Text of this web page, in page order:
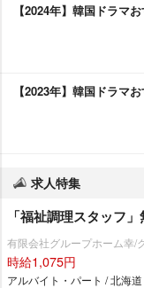
【2024年】韓国ドラマ
【2023年】韓国ドラマ
求人特集
「福祉調理スタッフ
有限会社グループホーム幸/
時給1,075円
アルバイト・パート / 北海道